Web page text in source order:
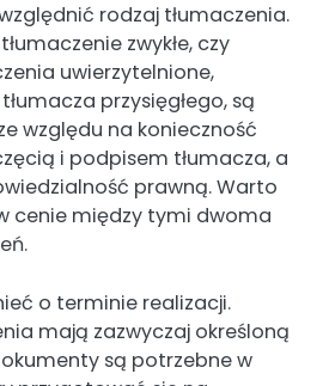
rodzaj tłumaczenia.
zwykłe, czy
uwierzytelnione,
przysięgłego, są
względu na konieczność
i podpisem tłumacza, a
prawną. Warto
cenie między tymi dwoma
o terminie realizacji.
mają zazwyczaj określoną
są potrzebne w